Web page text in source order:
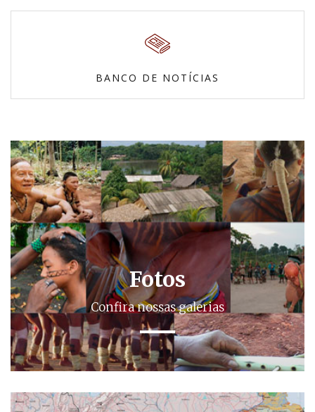
BANCO DE NOTÍCIAS
Fotos
Confira nossas galerias